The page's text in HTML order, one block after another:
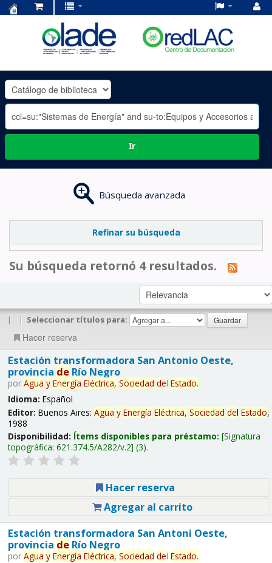
OLADE
-
Ir
Búsqueda avanzada
Refinar su búsqueda
Su búsqueda retornó 4 resultados.
| | Seleccionar títulos para:
Hacer reserva
Estación transformadora San Antonio Oeste,
provincia deRío Negro
por Agua y Energía Eléctrica, Sociedad del Estado.
Idioma: Español
Editor: Buenos Aires: Agua y Energía Eléctrica, Sociedad del Estado,
1988
Disponibilidad: Ítems disponibles para préstamo: Signatura
topográfica: 621.374.5/A282/v.2 (3).
Hacer reserva
Agregar al carrito
Estación transformadora San Antoni Oeste,
provincia deRío Negro
por Agua y Energía Eléctrica, Sociedad del Estado.